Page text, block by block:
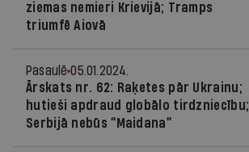
ziemas nemieri Krievijā; Tramps
triumfē Aiovā
Pasaulē 05.01.2024.
Ārskats nr. 62: Raķetes pār Ukrainu;
hutieši apdraud globālo tirdzniecību;
Serbijā nebūs “Maidana”